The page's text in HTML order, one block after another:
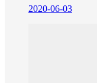
2020-06-03